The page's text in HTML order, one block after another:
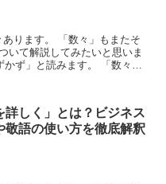
ります。 「数々」もまたそ
いて解説してみたいと思いま
ず」と読みます。 「数々の
詳しく」とは？ビジネス
敬語の使い方を徹底解釈